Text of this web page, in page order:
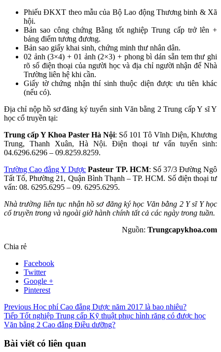
Phiếu ĐKXT theo mẫu của Bộ Lao động Thương binh & Xã
hội.
Bản sao công chứng Bằng tốt nghiệp Trung cấp trở lên +
bảng điểm tương đương.
Bản sao giấy khai sinh, chứng minh thư nhân dân.
02 ảnh (3×4) + 01 ảnh (2×3) + phong bì dán sẵn tem thư ghi
rõ số điện thoại của người học và địa chỉ người nhận để Nhà
Trường liên hệ khi cần.
Giấy tờ chứng nhận thí sinh thuộc diện được ưu tiên khác
(nếu có).
Địa chỉ nộp hồ sơ đăng ký tuyển sinh Văn bằng 2 Trung cấp Y sĩ Y
học cổ truyền tại:
Trung cấp Y Khoa Paster Hà Nội: Số 101 Tô Vĩnh Diện, Khương
Trung, Thanh Xuân, Hà Nội. Điện thoại tư vấn tuyển sinh:
04.6296.6296 – 09.8259.8259.
Trường Cao đẳng Y Dược Pasteur TP. HCM: Số 37/3 Đường Ngô
Tất Tố, Phường 21, Quận Bình Thạnh – TP. HCM. Số điện thoại tư
vấn: 08. 6295.6295 – 09. 6295.6295.
Nhà trường liên tục nhận hồ sơ đăng ký học Văn bằng 2 Y sĩ Y học
cổ truyền trong và ngoài giờ hành chính tất cả các ngày trong tuần.
Nguồn: Trungcapykhoa.com
Chia rẻ
Facebook
Twitter
Google +
Pinterest
Previous Học phí Cao đẳng Dược năm 2017 là bao nhiêu?
Tiếp Tốt nghiệp Trung cấp Kỹ thuật phục hình răng có được học
Văn bằng 2 Cao đẳng Điều dưỡng?
Bài viết có liên quan